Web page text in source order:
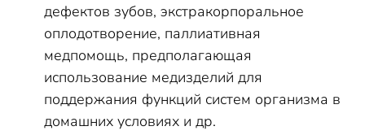
дефектов зубов, экстракорпоральное
оплодотворение, паллиативная
медпомощь, предполагающая
использование медизделий для
поддержания функций систем организма в
домашних условиях и др.